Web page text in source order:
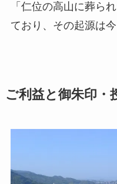
「仁位の高山に葬ら
ており、その起源は
ご利益と御朱印・